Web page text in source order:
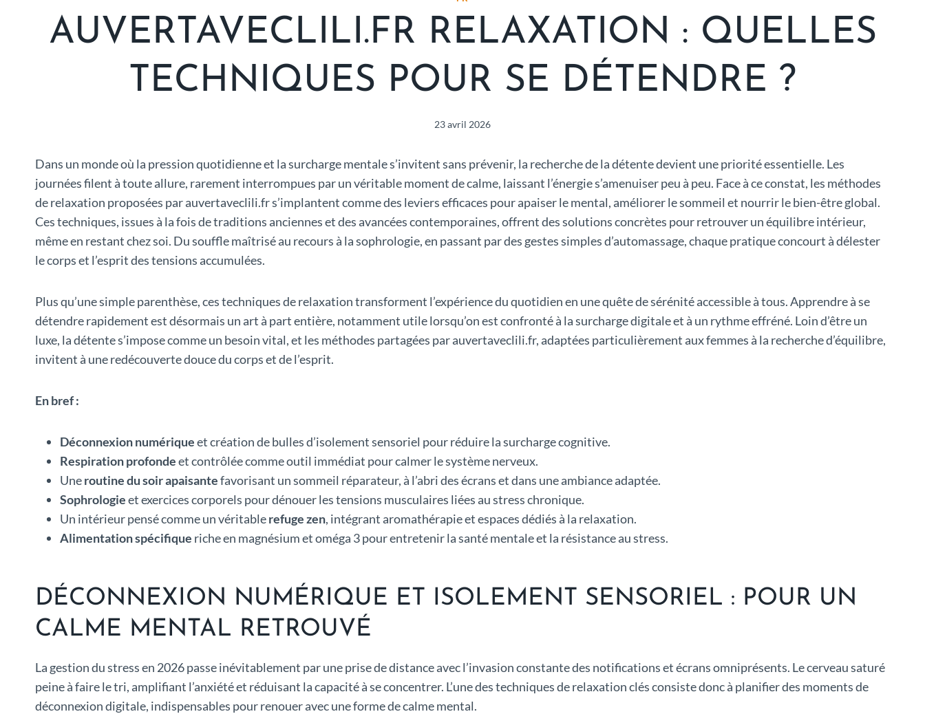
AUVERTAVECLILI.FR RELAXATION : QUELLES
TECHNIQUES POUR SE DÉTENDRE ?
23 avril 2026
Dans un monde où la pression quotidienne et la surcharge mentale s’invitent sans prévenir, la recherche de la détente devient une priorité essentielle. Les
journées filent à toute allure, rarement interrompues par un véritable moment de calme, laissant l’énergie s’amenuiser peu à peu. Face à ce constat, les méthodes
de relaxation proposées par auvertaveclili.fr s’implantent comme des leviers efficaces pour apaiser le mental, améliorer le sommeil et nourrir le bien-être global.
Ces techniques, issues à la fois de traditions anciennes et des avancées contemporaines, offrent des solutions concrètes pour retrouver un équilibre intérieur,
même en restant chez soi. Du souffle maîtrisé au recours à la sophrologie, en passant par des gestes simples d’automassage, chaque pratique concourt à délester
le corps et l’esprit des tensions accumulées.
Plus qu’une simple parenthèse, ces techniques de relaxation transforment l’expérience du quotidien en une quête de sérénité accessible à tous. Apprendre à se
détendre rapidement est désormais un art à part entière, notamment utile lorsqu’on est confronté à la surcharge digitale et à un rythme effréné. Loin d’être un
luxe, la détente s’impose comme un besoin vital, et les méthodes partagées par auvertaveclili.fr, adaptées particulièrement aux femmes à la recherche d’équilibre,
invitent à une redécouverte douce du corps et de l’esprit.
En bref :
Déconnexion numériqueet création de bulles d’isolement sensoriel pour réduire la surcharge cognitive.
Respiration profondeet contrôlée comme outil immédiat pour calmer le système nerveux.
Uneroutine du soir apaisantefavorisant un sommeil réparateur, à l’abri des écrans et dans une ambiance adaptée.
Sophrologieet exercices corporels pour dénouer les tensions musculaires liées au stress chronique.
Un intérieur pensé comme un véritablerefuge zen, intégrant aromathérapie et espaces dédiés à la relaxation.
Alimentation spécifique riche en magnésium et oméga 3 pour entretenir la santé mentale et la résistance au stress.
DÉCONNEXION NUMÉRIQUE ET ISOLEMENT SENSORIEL : POUR UN
CALME MENTAL RETROUVÉ
La gestion du stress en 2026 passe inévitablement par une prise de distance avec l’invasion constante des notifications et écrans omniprésents. Le cerveau saturé
peine à faire le tri, amplifiant l’anxiété et réduisant la capacité à se concentrer. L’une des techniques de relaxation clés consiste donc à planifier des moments de
déconnexion digitale, indispensables pour renouer avec une forme de calme mental.